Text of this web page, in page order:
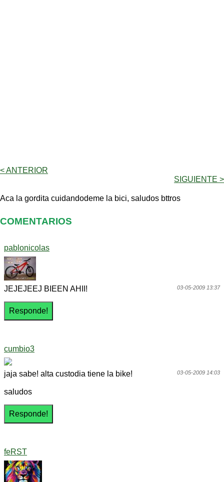
< ANTERIOR
SIGUIENTE >
Aca la gordita cuidandodeme la bici, saludos bttros
COMENTARIOS
pablonicolas
03-05-2009 13:37
JEJEJEEJ BIEEN AHII!
cumbio3
03-05-2009 14:03
jaja sabe! alta custodia tiene la bike!
saludos
feRST